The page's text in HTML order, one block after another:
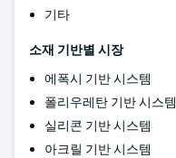
기타
소재 기반별 시장
에폭시 기반 시스템
폴리우레탄 기반 시스템
실리콘 기반 시스템
아크릴 기반 시스템